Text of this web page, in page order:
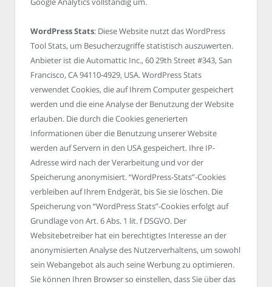
WordPress Stats: Diese Website nutzt das WordPress
Tool Stats, um Besucherzugriffe statistisch auszuwerten.
Anbieter ist die Automattic Inc., 60 29th Street #343, San
Francisco, CA 94110-4929, USA. WordPress Stats
verwendet Cookies, die auf Ihrem Computer gespeichert
werden und die eine Analyse der Benutzung der Website
erlauben. Die durch die Cookies generierten
Informationen über die Benutzung unserer Website
werden auf Servern in den USA gespeichert. Ihre IP-
Adresse wird nach der Verarbeitung und vor der
Speicherung anonymisiert. “WordPress-Stats”-Cookies
verbleiben auf Ihrem Endgerät, bis Sie sie löschen. Die
Speicherung von “WordPress Stats”-Cookies erfolgt auf
Grundlage von Art. 6 Abs. 1 lit. f DSGVO. Der
Websitebetreiber hat ein berechtigtes Interesse an der
anonymisierten Analyse des Nutzerverhaltens, um sowohl
sein Webangebot als auch seine Werbung zu optimieren.
Sie können Ihren Browser so einstellen, dass Sie über das